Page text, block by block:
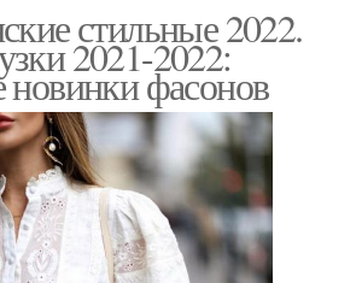
стильные 2022.
2021-2022:
новинки фасонов